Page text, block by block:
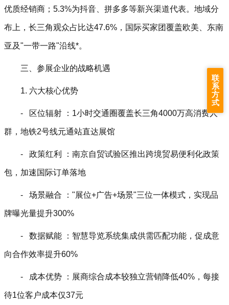
优质经销商；5.3%为抖音、拼多多等新兴渠道代表。地域分
布上，长三角观众占比达47.6%，国际买家团覆盖欧美、东南
亚及"一带一路"沿线*。
三、参展企业的战略机遇
1. 六大核心优势
- 区位辐射 ：1小时交通圈覆盖长三角4000万高消费人
群，地铁2号线元通站直达展馆
- 政策红利 ：南京自贸试验区推出跨境贸易便利化政策
包，加速国际订单落地
- 场景融合 ："展位+广告+场景"三位一体模式，实现品
牌曝光量提升300%
- 数据赋能 ：智慧导览系统集成供需匹配功能，促成意
向合作效率提升60%
- 成本优势 ：展商综合成本较独立营销降低40%，每接
待1位客户成本仅37元
联
系
方
式